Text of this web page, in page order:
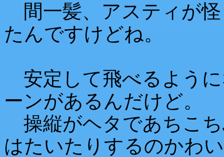
間一髪、アスティが
たんですけどね。
安定して飛べるよう
ーンがあるんだけど。
操縦がヘタであちこ
はたいたりするのかわ